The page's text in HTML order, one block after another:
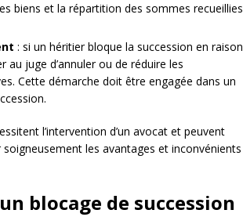
biens et la répartition des sommes recueillies
: si un héritier bloque la succession en raison
au juge d’annuler ou de réduire les
Cette démarche doit être engagée dans un
l’intervention d’un avocat et peuvent
les avantages et inconvénients
blocage de succession